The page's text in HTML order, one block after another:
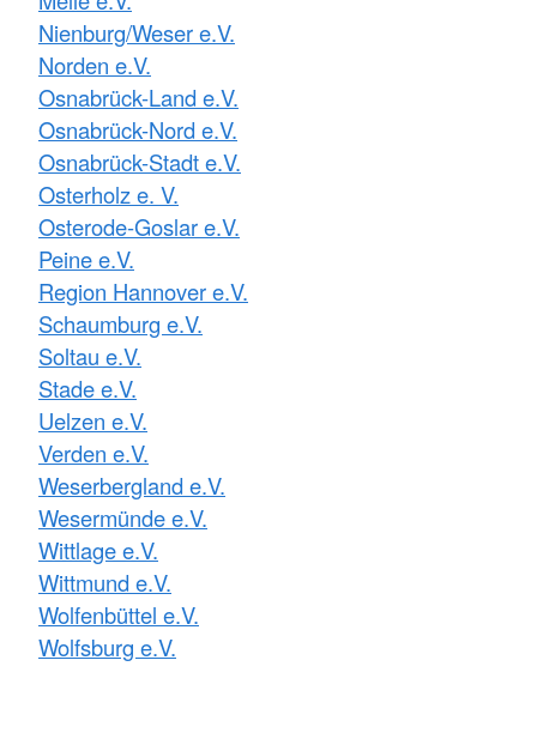
Nienburg/Weser e.V.
Norden e.V.
Osnabrück-Land e.V.
Osnabrück-Nord e.V.
Osnabrück-Stadt e.V.
Osterholz e. V.
Osterode-Goslar e.V.
Peine e.V.
Region Hannover e.V.
Schaumburg e.V.
Soltau e.V.
Stade e.V.
Uelzen e.V.
Verden e.V.
Weserbergland e.V.
Wesermünde e.V.
Wittlage e.V.
Wittmund e.V.
Wolfenbüttel e.V.
Wolfsburg e.V.